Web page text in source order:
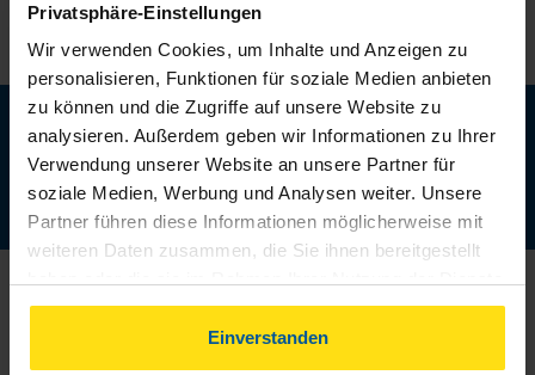
Privatsphäre-Einstellungen
Wir verwenden Cookies, um Inhalte und Anzeigen zu
personalisieren, Funktionen für soziale Medien anbieten
zu können und die Zugriffe auf unsere Website zu
analysieren. Außerdem geben wir Informationen zu Ihrer
Verwendung unserer Website an unsere Partner für
soziale Medien, Werbung und Analysen weiter. Unsere
Partner führen diese Informationen möglicherweise mit
weiteren Daten zusammen, die Sie ihnen bereitgestellt
gesammelt haben. Indem Sie auf Einverstanden klicken,
können Sie der Verwendung von Cookies, gemäß
unserer
Einverstanden
Neu: Jetzt auch digital Mitglied werden!
Schnell, einfach und komplett online - ohne Termin.
Jetzt digital starten